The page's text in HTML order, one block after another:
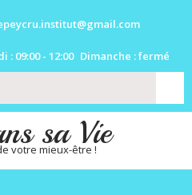
: 09:00 - 12:00 Dimanche : fermé
sa Vie
votre mieux-être !